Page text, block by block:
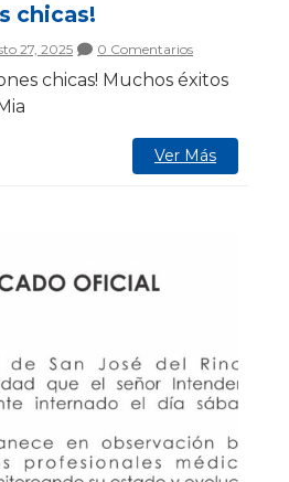
chicas!
27, 2025 0 Comentarios
chicas! Muchos éxitos
Ver Más